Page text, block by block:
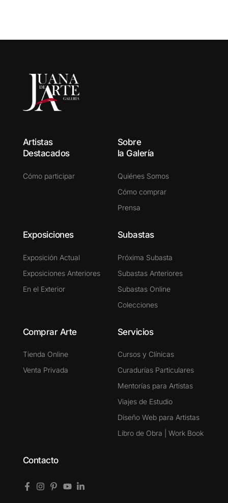
Artistas
Destacados
Cómo participar
Sobre
la Galería
Quiénes Somos
Cómo comprar
Prensa
Exposiciones
Exposición Actual
Exposiciones Anteriores
En el Exterior
Subastas
Próxima Subasta
Subastas Anteriores
Subastas Online
Colecciones
Comprar Arte
Tienda Online
Venta Privada
Servicios
Cursos y Clínicas
Curadurías Particulares
Mentorías para Artistas
Viajes de Estudio
Diseño Web para Artistas
Libro de Obra | Work Book
Contacto